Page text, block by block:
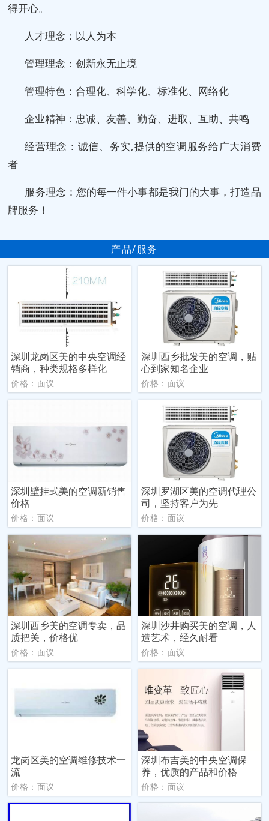
得开心。
人才理念：以人为本
管理理念：创新永无止境
管理特色：合理化、科学化、标准化、网络化
企业精神：忠诚、友善、勤奋、进取、互助、共鸣
经营理念：诚信、务实,提供的空调服务给广大消费
者
服务理念：您的每一件小事都是我门的大事，打造品
牌服务！
产品/服务
深圳龙岗区美的中央空调经
销商，种类规格多样化
价格：面议
深圳西乡批发美的空调，贴
心到家知名企业
价格：面议
深圳壁挂式美的空调新销售
价格
价格：面议
深圳罗湖区美的空调代理公
司，坚持客户为先
价格：面议
深圳西乡美的空调专卖，品
质把关，价格优
价格：面议
深圳沙井购买美的空调，人
造艺术，经久耐看
价格：面议
龙岗区美的空调维修技术一
流
价格：面议
深圳布吉美的中央空调保
养，优质的产品和价格
价格：面议